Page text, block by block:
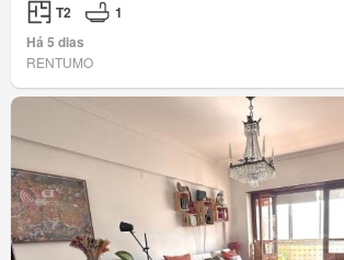
T2
1
Há 5 dias
RENTUMO